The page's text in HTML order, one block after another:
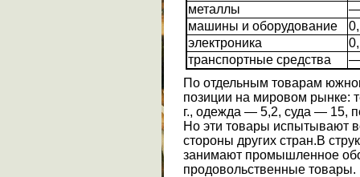
металлы
машины и оборудование
электроника
транспортные средства
По отдельным товарам
позиции на мировом рынке:
г., одежда — 5,2, суда — 15,
Но эти товары испытывают
стороны других стран.В
занимают промышленное
продовольственные товары.